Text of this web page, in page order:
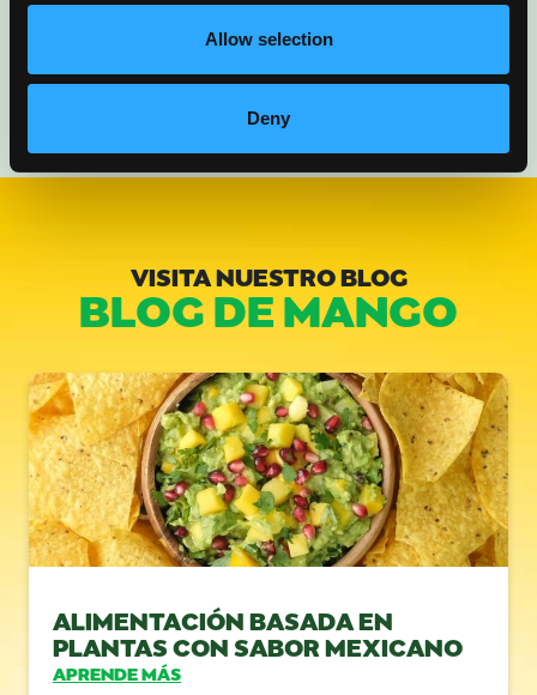
Allow selection
Deny
VISITA NUESTRO BLOG
BLOG DE MANGO
ALIMENTACIÓN BASADA EN
PLANTAS CON SABOR MEXICANO
APRENDE MÁS